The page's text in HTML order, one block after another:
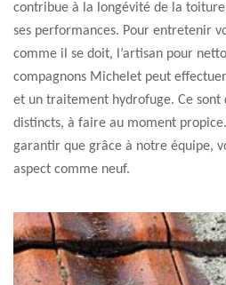
contribue à la longévité de la
ses performances. Pour entretenir
comme il se doit, l’artisan pour
compagnons Michelet peut
et un traitement hydrofuge. Ce
distincts, à faire au moment
garantir que grâce à notre équipe,
aspect comme neuf.